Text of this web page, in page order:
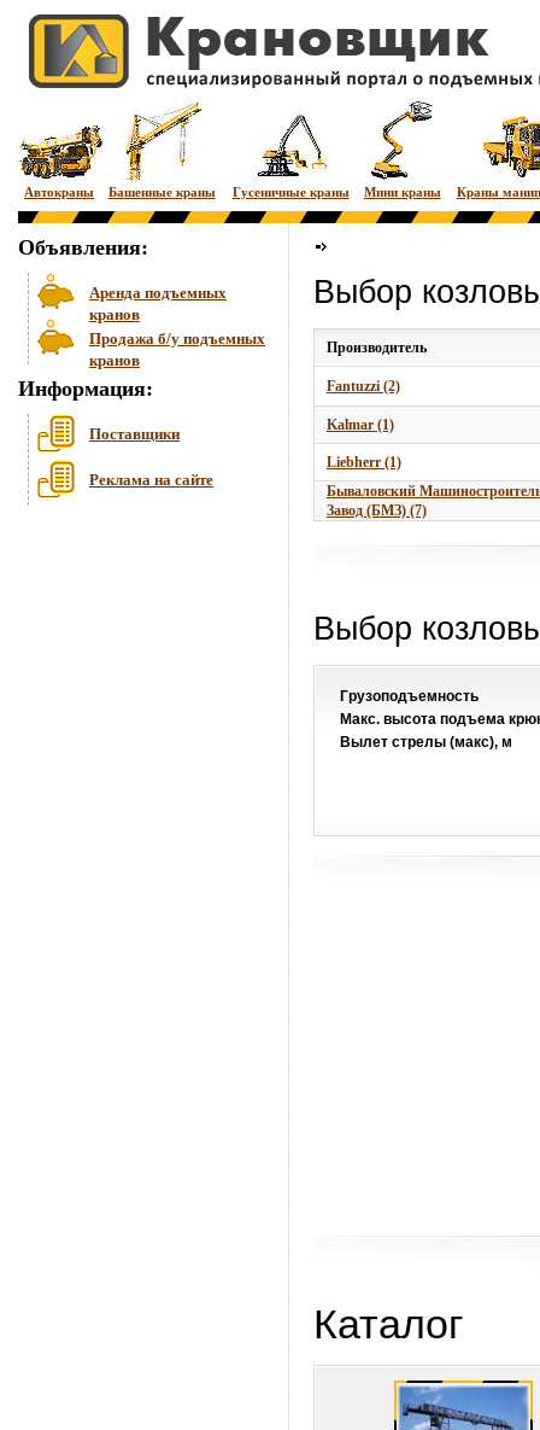
Автокраны Башенные краны Гусеничные краны Мини краны Краны
Объявления:
Аренда подъемных
кранов
Продажа б/у подъемных
кранов
Информация:
Поставщики
Реклама на сайте
Выбор
Производитель
Fantuzzi (2)
Kalmar (1)
Liebherr (1)
Бываловский
Завод (БМЗ) (7)
Выбор
Грузоподъемность
Макс. высота подъема
Вылет стрелы (макс), м
Каталог